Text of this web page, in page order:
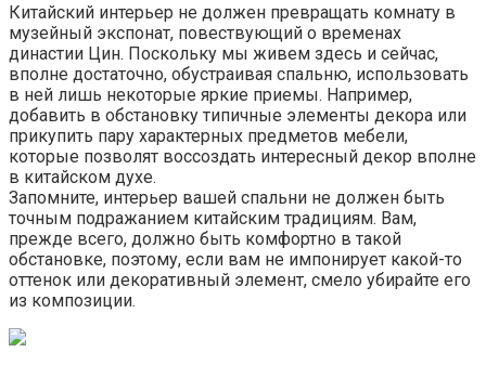
Китайский интерьер не должен превращать комнату в
музейный экспонат, повествующий о временах
династии Цин. Поскольку мы живем здесь и сейчас,
вполне достаточно, обустраивая спальню, использовать
в ней лишь некоторые яркие приемы. Например,
добавить в обстановку типичные элементы декора или
прикупить пару характерных предметов мебели,
которые позволят воссоздать интересный декор вполне
в китайском духе.
Запомните, интерьер вашей спальни не должен быть
точным подражанием китайским традициям. Вам,
прежде всего, должно быть комфортно в такой
обстановке, поэтому, если вам не импонирует какой-то
оттенок или декоративный элемент, смело убирайте его
из композиции.